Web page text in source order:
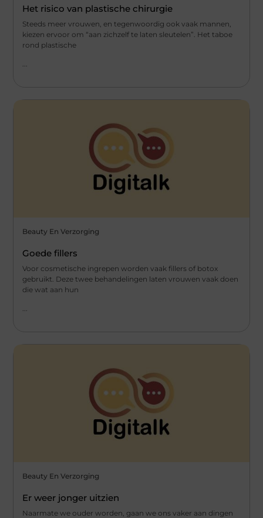
Het risico van plastische chirurgie
Steeds meer vrouwen, en tegenwoordig ook vaak mannen,
kiezen ervoor om “aan zichzelf te laten sleutelen”. Het taboe
rond plastische
Beauty En Verzorging
Goede fillers
Voor cosmetische ingrepen worden vaak fillers of botox
gebruikt. Deze twee behandelingen laten vrouwen vaak doen
die wat aan hun
...
Beauty En Verzorging
Er weer jonger uitzien
Naarmate we ouder worden, gaan we ons vaker aan dingen